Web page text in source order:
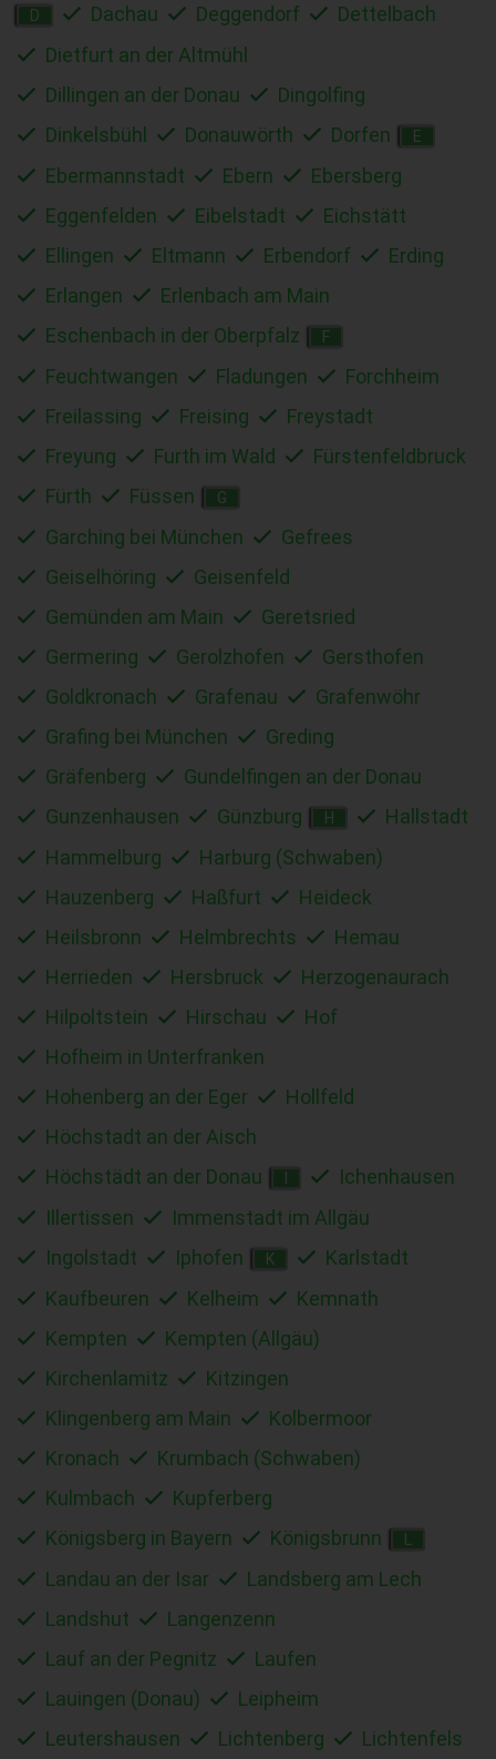
D Dachau Deggendorf
Dettelbach
Dietfurt an der Altmühl
Dillingen an der Donau
Dingolfing
Dinkelsbühl
Donauwörth Dorfen E
Ebermannstadt Ebern
Ebersberg
Eggenfelden
Eibelstadt
Eichstätt
Ellingen
Eltmann Erbendorf
Erding
Erlangen
Erlenbach am Main
Eschenbach in der Oberpfalz
F
Feuchtwangen Fladungen
Forchheim
Freilassing
Freising
Freystadt
Freyung
Furth im Wald
Fürstenfeldbruck
Fürth
Füssen G
Garching bei München
Gefrees
Geiselhöring
Geisenfeld
Gemünden am Main
Geretsried
Germering
Gerolzhofen
Gersthofen
Goldkronach
Grafenau
Grafenwöhr
Grafing bei München
Greding
Gräfenberg
Gundelfingen an der Donau
Gunzenhausen
Günzburg H
Hallstadt
Hammelburg
Harburg (Schwaben)
Hauzenberg
Haßfurt
Heideck
Heilsbronn
Helmbrechts
Hemau
Herrieden
Hersbruck
Herzogenaurach
Hilpoltstein
Hirschau
Hof
Hofheim in Unterfranken
Hohenberg an der Eger
Hollfeld
Höchstadt an der Aisch
Höchstädt an der Donau
Ichenhausen
Illertissen
Immenstadt im Allgäu
Ingolstadt
Iphofen K
Karlstadt
Kaufbeuren
Kelheim
Kemnath
Kempten
Kempten (Allgäu)
Kirchenlamitz
Kitzingen
Klingenberg am Main
Kolbermoor
Kronach
Krumbach (Schwaben)
Kulmbach
Kupferberg
Königsberg in Bayern
Königsbrunn
Landau an der Isar
Landsberg am Lech
Landshut
Langenzenn
Lauf an der Pegnitz
Laufen
Lauingen (Donau)
Leipheim
Leutershausen
Lichtenberg Lichtenfels